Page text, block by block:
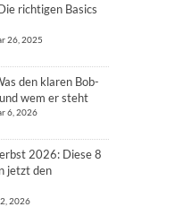
richtigen Basics
26, 2025
den klaren Bob-
wem er steht
6, 2026
2026: Diese 8
jetzt den
2026